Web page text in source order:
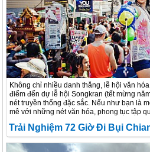
Không chỉ nhiều danh thắng, lễ hội văn
điểm đến dự lễ hội Songkran (tết mừng
nét truyền thống đặc sắc. Nếu như bạn là
mê với những nét văn hóa, phong tục tập
Nguyên Đán tại nước Việt Nam. Những nét
cũng mang đậm bản sắc dân tộc Thái,
và đam mê khám phá.
Trải Nghiệm 72 Giờ Đi Bụi
Độc Đáo